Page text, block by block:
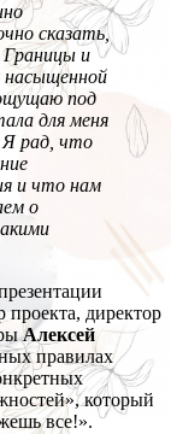
сказать,
и
насыщенной
под
для меня
Я рад, что
и что нам
о
проекта, директор
Алексей
правилах
который
все!».